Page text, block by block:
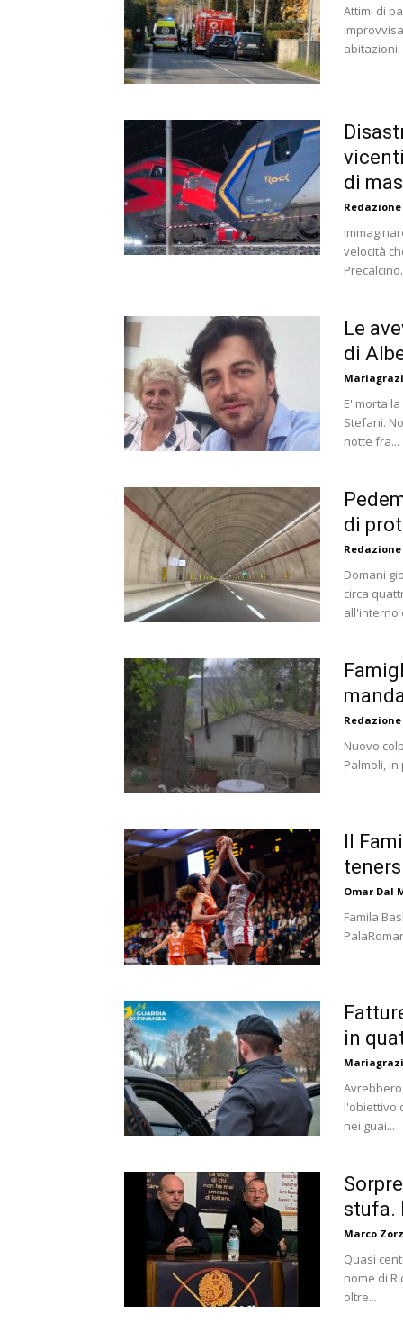
Attimi di
abitazioni.
di
Redazione
velocità
Le
di
E' morta
Stefani.
notte fra...
di
Redazione
Domani
circa
all'interno
Nuovo
Palmoli,
Il
Omar Dal
Famila
in
l'obiettivo
nei guai...
stufa.
Marco
Quasi
nome di
oltre...